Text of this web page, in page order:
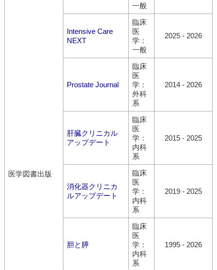
医学図書出版
一般
Intensive Care
NEXT
臨床
医
学：
一般
2025- 2026
Prostate Journal
臨床
医
学：
外科
系
2014- 2026
肝臓クリニカル
アップデート
臨床
医
学：
内科
系
2015- 2025
消化器クリニカ
ルアップデート
臨床
医
学：
内科
系
2019- 2025
胆と膵
臨床
医
学：
内科
系
1995- 2026